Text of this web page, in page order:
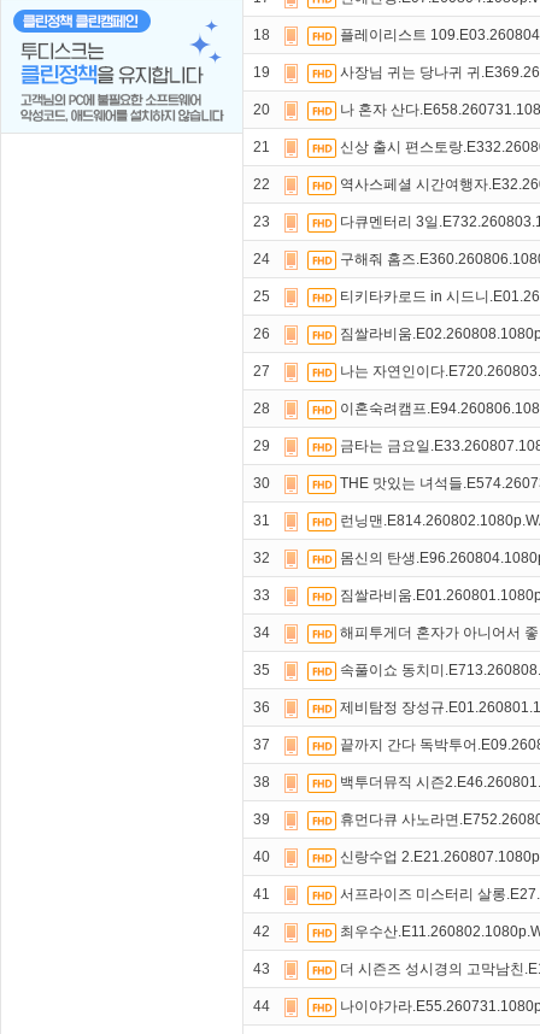
18 플레이리스트
19 사장님 귀는 당나귀 귀
20 나 혼자 산다
21 신상 출시 편스토랑
22 역사스페셜 시간여행자
23 다큐멘터리 3일
24 구해줘 홈즈
25 티키타카로드 in 시드니
26 짐쌀라비움
27 나는 자연인이다
28 이혼숙려캠프
29 금타는 금요일
30 THE 맛있는 녀석들
31 런닝맨
32 몸신의 탄생
33 짐쌀라비움
34 해피투게더 혼자가 아니어서
35 속풀이쇼 동치미
36 제비탐정 장성규
37 끝까지 간다 독박투어
38 백투더뮤직 시즌
39 휴먼다큐 사노라면
40 신랑수업
41 서프라이즈 미스터리 살롱
42 최우수산
43 더 시즌즈 성시경의 고막남친
44 나이야가라